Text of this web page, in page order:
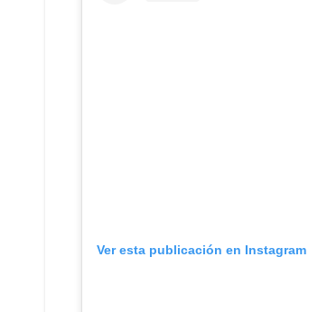
Ver esta publicación en Instagram